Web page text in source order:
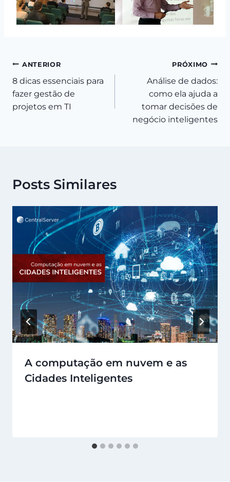
Navegação
de
Post
ANTERIOR
8 dicas essenciais para
fazer gestão de
projetos em TI
PRÓXIMO
Análise de dados:
como ela ajuda a
tomar decisões de
negócio inteligentes
Posts Similares
A computação em nuvem e as
Cidades Inteligentes